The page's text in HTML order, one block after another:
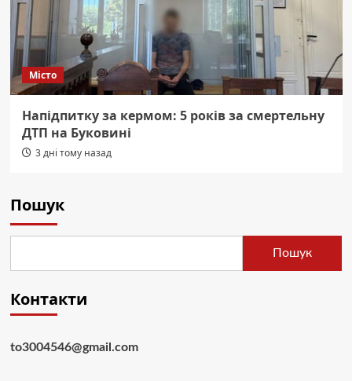
Місто
Напідпитку за кермом: 5 років за смертельну
ДТП на Буковині
3 дні тому назад
Пошук
Пошук
Контакти
to3004546@gmail.com